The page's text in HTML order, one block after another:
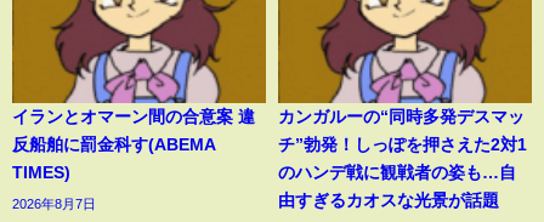
イランとオマーン間の合意案 違
反船舶に罰金科す(ABEMA
TIMES)
2026年8月7日
カンガルーの“同時多発デスマッ
チ”勃発！しっぽを押さえた2対1
のハンデ戦に観戦者の姿も…自
由すぎるカオスな光景が話題